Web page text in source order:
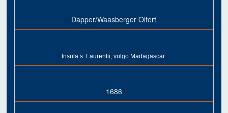
Dapper/Waasberger Olfert
Insula s. Laurentii, vulgo Madagascar.
1686